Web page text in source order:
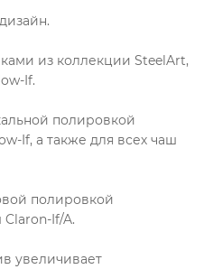
из коллекции SteelArt,
If.
полировкой
If, а также для всех чаш
полировкой
If/A.
увеличивает